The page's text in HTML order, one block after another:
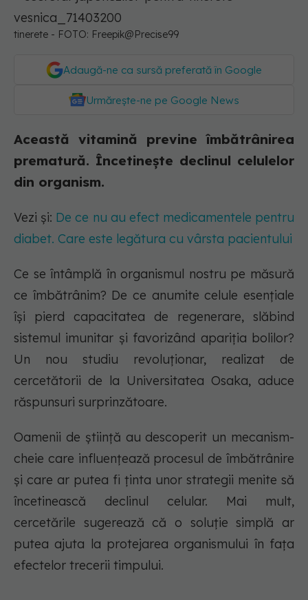
tinerete - FOTO: Freepik@Precise99
Adaugă-ne ca sursă preferată în Google
Urmărește-ne pe Google News
Această vitamină previne îmbătrânirea
prematură. Încetinește declinul celulelor
din organism.
Vezi și: De ce nu au efect medicamentele pentru
diabet. Care este legătura cu vârsta pacientului
Ce se întâmplă în organismul nostru pe măsură
ce îmbătrânim? De ce anumite celule esențiale
își pierd capacitatea de regenerare, slăbind
sistemul imunitar și favorizând apariția bolilor?
Un nou studiu revoluționar, realizat de
cercetătorii de la Universitatea Osaka, aduce
răspunsuri surprinzătoare.
Oamenii de știință au descoperit un mecanism-
cheie care influențează procesul de îmbătrânire
și care ar putea fi ținta unor strategii menite să
încetinească declinul celular. Mai mult,
cercetările sugerează că o soluție simplă ar
putea ajuta la protejarea organismului în fața
efectelor trecerii timpului.